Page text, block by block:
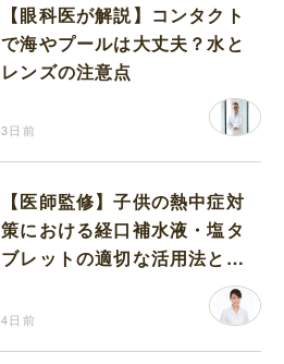
【眼科医が解説】コンタクト
で海やプールは大丈夫？水と
レンズの注意点
3日前
【医師監修】子供の熱中症対
策における経口補水液・塩タ
ブレットの適切な活用法と水
4日前